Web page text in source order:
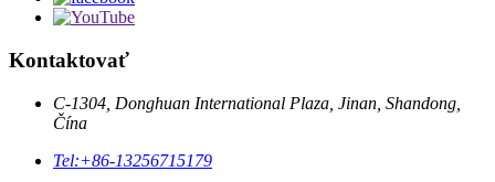
Kontaktovať
C-1304, Donghuan International Plaza, Jinan, Shandong,
Čína
Tel:+86-13256715179